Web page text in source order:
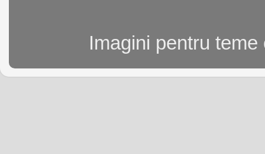
Imagini pentru